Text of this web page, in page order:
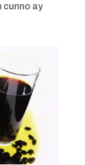
cunno ay